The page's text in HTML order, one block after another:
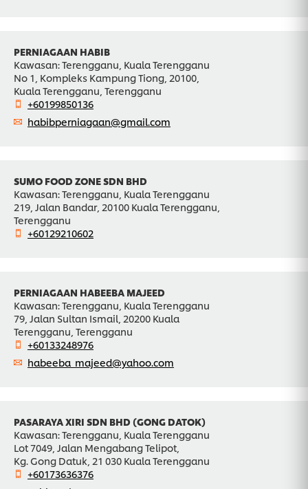
PERNIAGAAN HABIB
Kawasan: Terengganu, Kuala Terengganu
No 1, Kompleks Kampung Tiong, 20100,
Kuala Terengganu, Terengganu
+60199850136
habibperniagaan@gmail.com
SUMO FOOD ZONE SDN BHD
Kawasan: Terengganu, Kuala Terengganu
219, Jalan Bandar, 20100 Kuala Terengganu,
Terengganu
+60129210602
PERNIAGAAN HABEEBA MAJEED
Kawasan: Terengganu, Kuala Terengganu
79, Jalan Sultan Ismail, 20200 Kuala
Terengganu, Terengganu
+60133248976
habeeba_majeed@yahoo.com
PASARAYA XIRI SDN BHD (GONG DATOK)
Kawasan: Terengganu, Kuala Terengganu
Lot 7049, Jalan Mengabang Telipot,
Kg. Gong Datuk, 21 030 Kuala Terengganu
+60173636376